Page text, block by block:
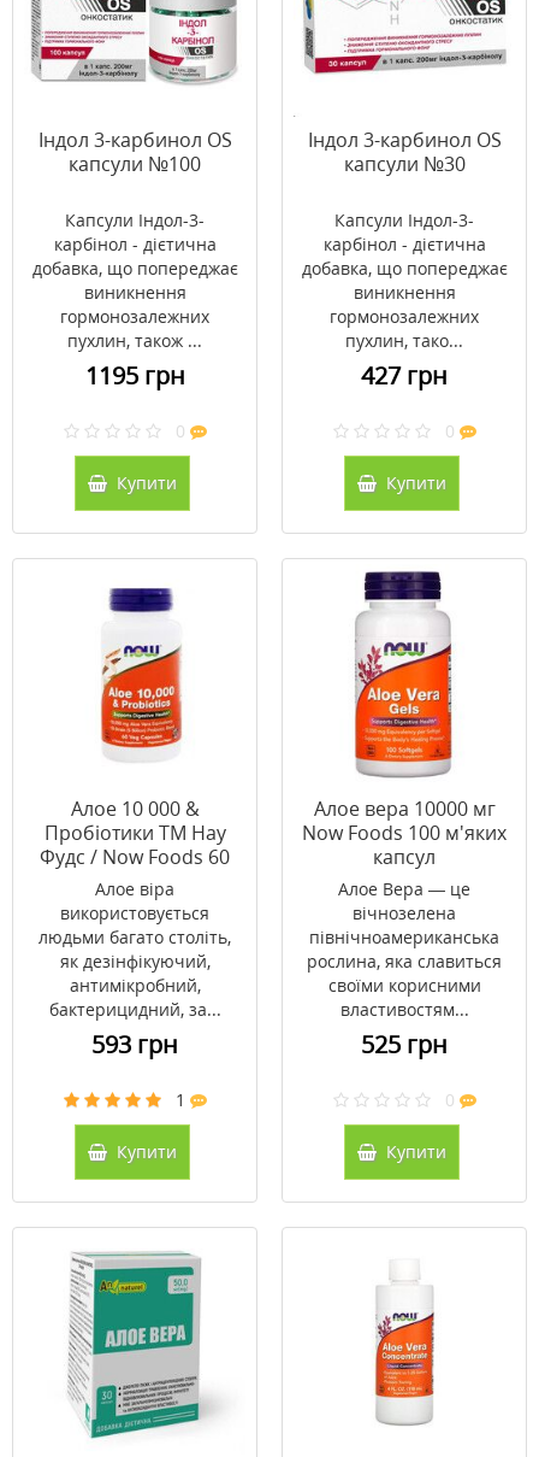
Індол 3-карбинол OS
капсули №100
Капсули Індол-3-
карбінол - дієтична
добавка, що попереджає
виникнення
гормонозалежних
пухлин, також ...
1195 грн
0
Купити
Індол 3-карбинол OS
капсули №30
Капсули Індол-3-
карбінол - дієтична
добавка, що попереджає
виникнення
гормонозалежних
пухлин, тако...
427 грн
0
Купити
Алое 10 000 &
Пробіотики ТМ Нау
Фудс / Now Foods 60
вегетаріанських
капсул
Алое віра
використовується
людьми багато століть,
як дезінфікуючий,
антимікробний,
бактерицидний, за...
593 грн
1
Купити
Алое вера 10000 мг
Now Foods 100 м'яких
капсул
Алое Вера — це
вічнозелена
північноамериканська
рослина, яка славиться
своїми корисними
властивостям...
525 грн
0
Купити